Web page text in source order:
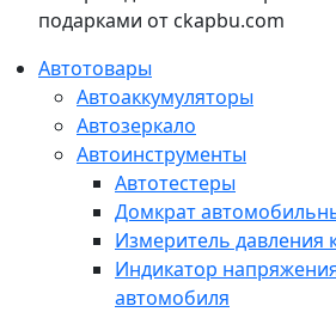
подарками от ckapbu.com
Автотовары
Автоаккумуляторы
Автозеркало
Автоинструменты
Автотестеры
Домкрат
Измеритель давления
Индикатор
автомобиля